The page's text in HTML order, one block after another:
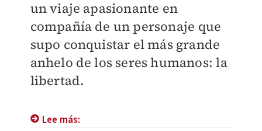
un viaje apasionante en
compañía de un personaje que
supo conquistar el más grande
anhelo de los seres humanos: la
libertad.
Lee más: